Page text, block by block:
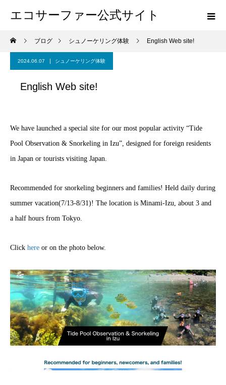
エコサーファー公式サイト
ブログ シュノーケリング体験 English Web site!
2024.06.07 シュノーケリング体験
English Web site!
We have launched a special site for our most popular activity “Tide
Pool Observation & Snorkeling in Izu”, designed for foreign residents
in Japan or tourists visiting Japan.
Recommended for snorkeling beginners and families! Held daily during
summer vacation(7/13-8/31)! The location is Minami-Izu, about 3 and
a half hours from Tokyo.
Click here or on the photo below.